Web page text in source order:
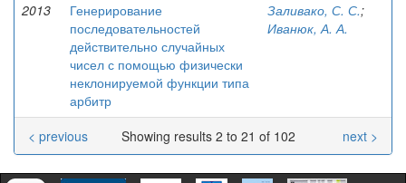
2013
Генерирование
последовательностей
действительно случайных
чисел с помощью физически
неклонируемой функции типа
арбитр
Заливако, С. С.;
Иванюк, А. А.
Showing results 2 to 21 of 102
< previous next >